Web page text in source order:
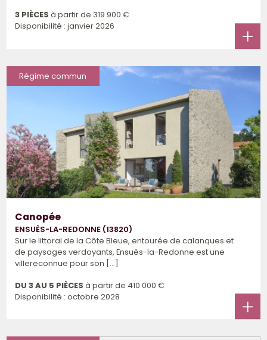
3 PIÈCES à partir de 319 900 €
Disponibilité : janvier 2026
Régime commun
Canopée
ENSUÈS-LA-REDONNE (13820)
Sur le littoral de la Côte Bleue, entourée de calanques et
de paysages verdoyants, Ensuès-la-Redonne est une
villereconnue pour son [...]
DU 3 AU 5 PIÈCES à partir de 410 000 €
Disponibilité : octobre 2028